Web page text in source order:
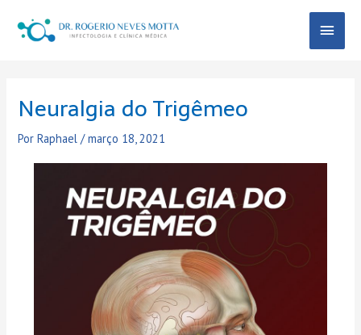
para
Menu
Neuralgia do Trigêmeo
PorRaphael/março 18, 2021